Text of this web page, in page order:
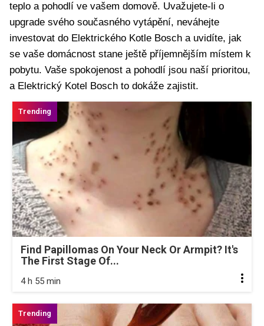
teplo a pohodlí ve vašem domově. Uvažujete-li ⁤o
upgrade svého současného vytápění, neváhejte
investovat⁣ do Elektrického Kotle Bosch a uvidíte, jak
se vaše domácnost stane ještě příjemnějším místem k
pobytu. Vaše spokojenost a pohodlí jsou naší ⁤prioritou,
a Elektrický⁣ Kotel Bosch ​to dokáže zajistit.
Find Papillomas On Your Neck Or Armpit? It's
The First Stage Of...
4 h 55 min